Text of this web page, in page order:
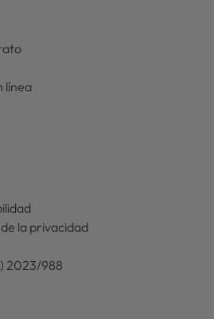
línea
la privacidad
2023/988